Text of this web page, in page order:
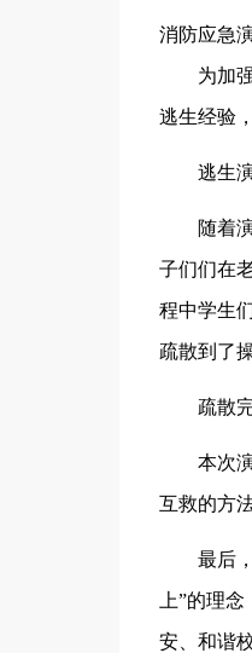
消防应急
为加
逃生经验
逃生
随着
子们们在
程中学生
疏散到了
疏散
本次
互救的方
最后
上”的理
安、和谐